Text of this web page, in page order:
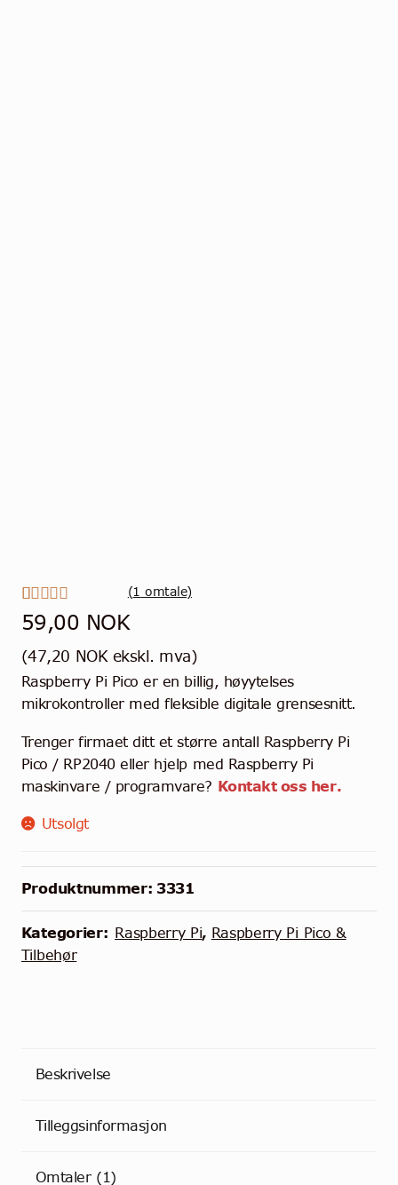
Vurdert
basert på
1
kundevurd
(1 omtale)
59,00 NOK
(47,20 NOKekskl. mva)
Raspberry Pi Pico er en billig, høyytelses
mikrokontroller med fleksible digitale grensesnitt.
Trenger firmaet ditt et større antall Raspberry Pi
Pico / RP2040 eller hjelp med Raspberry Pi
maskinvare / programvare? Kontakt oss her.
Utsolgt
Produktnummer: 3331
Kategorier: Raspberry Pi, Raspberry Pi Pico &
Tilbehør
Beskrivelse
Tilleggsinformasjon
Omtaler (1)